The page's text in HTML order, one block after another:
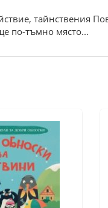
тайнствения
по-тъмно място...